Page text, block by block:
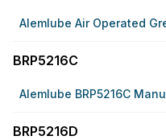
Alemlube Air Operated
BRP5216C
Alemlube BRP5216C
BRP5216D